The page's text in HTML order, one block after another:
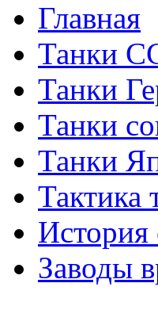
Главная
Танки
Танки
Танки
Танки
Тактика
История
Заводы